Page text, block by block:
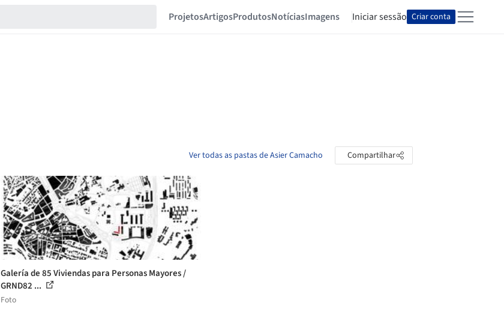
ProjetosArtigosProdutosNotíciasImagens Iniciar sessão Criar conta
Ver todas as pastas de Asier Camacho Compartilhar
Galería de 85 Viviendas para Personas Mayores /
GRND82 ...
Foto